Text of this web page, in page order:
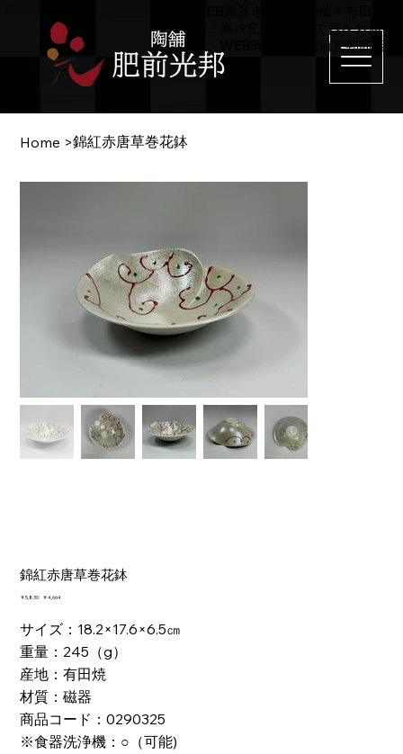
焼・陶祥窯など全国の器をお届
け。WEB陶器市の肥前光邦商店
Home >錦紅赤唐草巻花鉢
錦紅赤唐草巻花鉢
元
価
格
￥5,830
セ
ル
価
格
￥4,664
サイズ：18.2×17.6×6.5㎝
重量：245（g）
産地：有田焼
材質：磁器
商品コード：0290325
※食器洗浄機：○（可能)